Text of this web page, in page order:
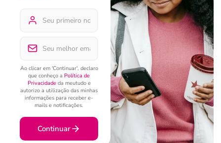
Ao clicar em 'Continuar', declaro
que conheço a Política de
Privacidadeda meutudo e
autorizo a utilização das minhas
informações para receber e-
mails e notificações.
Continuar